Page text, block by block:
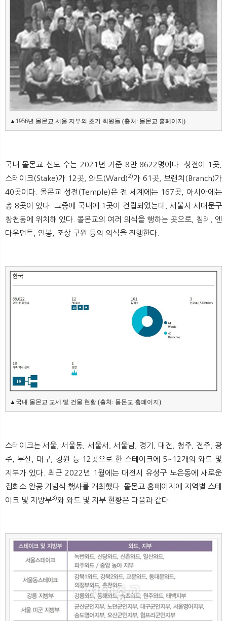
▲1956년 몰몬교 서울 지부의 초기 회원들 (춮처: 몰몬교 홈페이지)
국내 몰몬교 신도 수는 2021년 기준 8만 8622명이다. 성전이 1곳,
스테이크(Stake)가 12곳, 와드(Ward)2)가 61곳, 브랜치(Branch)가
40곳이다. 몰몬교 성전(Temple)은 전 세계에는 167곳, 아시아에는
총 8곳이 있다. 그중에 국내에 1곳이 건립되었는데, 서울시 서대문구
창천동에 위치해 있다. 몰몬교의 여러 의식을 행하는 곳으로, 침례, 엔
다우먼트, 인봉, 조상 구원 등의 의식을 진행한다.
▲국내 몰몬교 교세 및 건물 현황 (출처: 몰몬교 홈페이지)
스테이크는 서울, 서울동, 서울서, 서울남, 경기, 대전, 청주, 전주, 광
주, 부산, 대구, 창원 등 12곳으로 한 스테이크에 5~12개의 와드 및
지부가 있다. 최근 2022년 1월에는 대전시 유성구 노은동에 새로운
집회소 완공 기념식 행사를 개최했다. 몰몬교 홈페이지에 지역별 스테
이크 및 지방부3)와 와드 및 지부 현황은 다음과 같다.